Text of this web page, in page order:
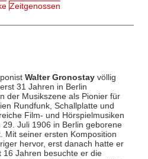
Zeitgenossen
Walter Gronostayvöllig
31 Jahren in Berlin
der Musikszene als Pionier für
Rundfunk, Schallplatte und
Film- und Hörspielmusiken
Juli 1906 in Berlin geborene
Mit seiner ersten Komposition
hervor, erst danach hatte er
16 Jahren besuchte er die